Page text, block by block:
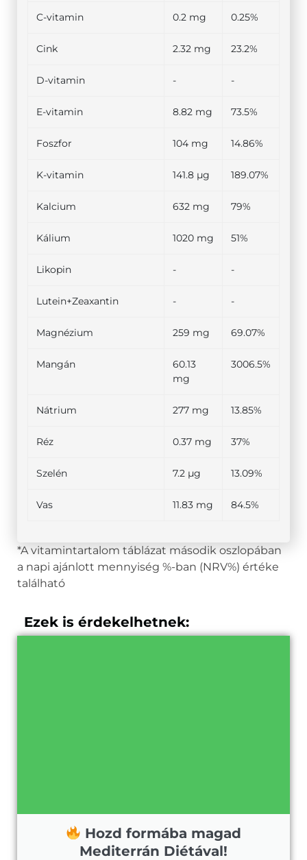
C-vitamin 0.2 mg 0.25%
Cink 2.32 mg 23.2%
D-vitamin - -
E-vitamin 8.82 mg 73.5%
Foszfor 104 mg 14.86%
K-vitamin 141.8 µg 189.07%
Kalcium 632 mg 79%
Kálium 1020 mg 51%
Likopin - -
Lutein+Zeaxantin - -
Magnézium 259 mg 69.07%
Mangán
60.13
mg
3006.5%
Nátrium 277 mg 13.85%
Réz 0.37 mg 37%
Szelén 7.2 µg 13.09%
Vas 11.83 mg 84.5%
*A vitamintartalom táblázat második oszlopában
a napi ajánlott mennyiség %-ban (NRV%) értéke
található
Ezek is érdekelhetnek:
Hozd formába magad
Mediterrán Diétával!